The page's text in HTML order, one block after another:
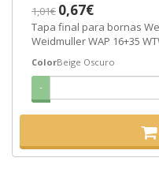
1,01€ 0,67€
Tapa final para bornas
Weidmuller WAP 16+35
ColorBeige Oscuro
-